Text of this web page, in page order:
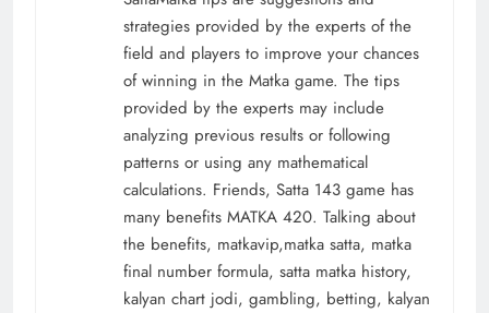
strategies provided by the experts of the
field and players to improve your chances
of winning in the Matka game. The tips
provided by the experts may include
analyzing previous results or following
patterns or using any mathematical
calculations. Friends, Satta 143 game has
many benefits MATKA 420. Talking about
the benefits, matkavip,matka satta, matka
final number formula, satta matka history,
kalyan chart jodi, gambling, betting, kalyan